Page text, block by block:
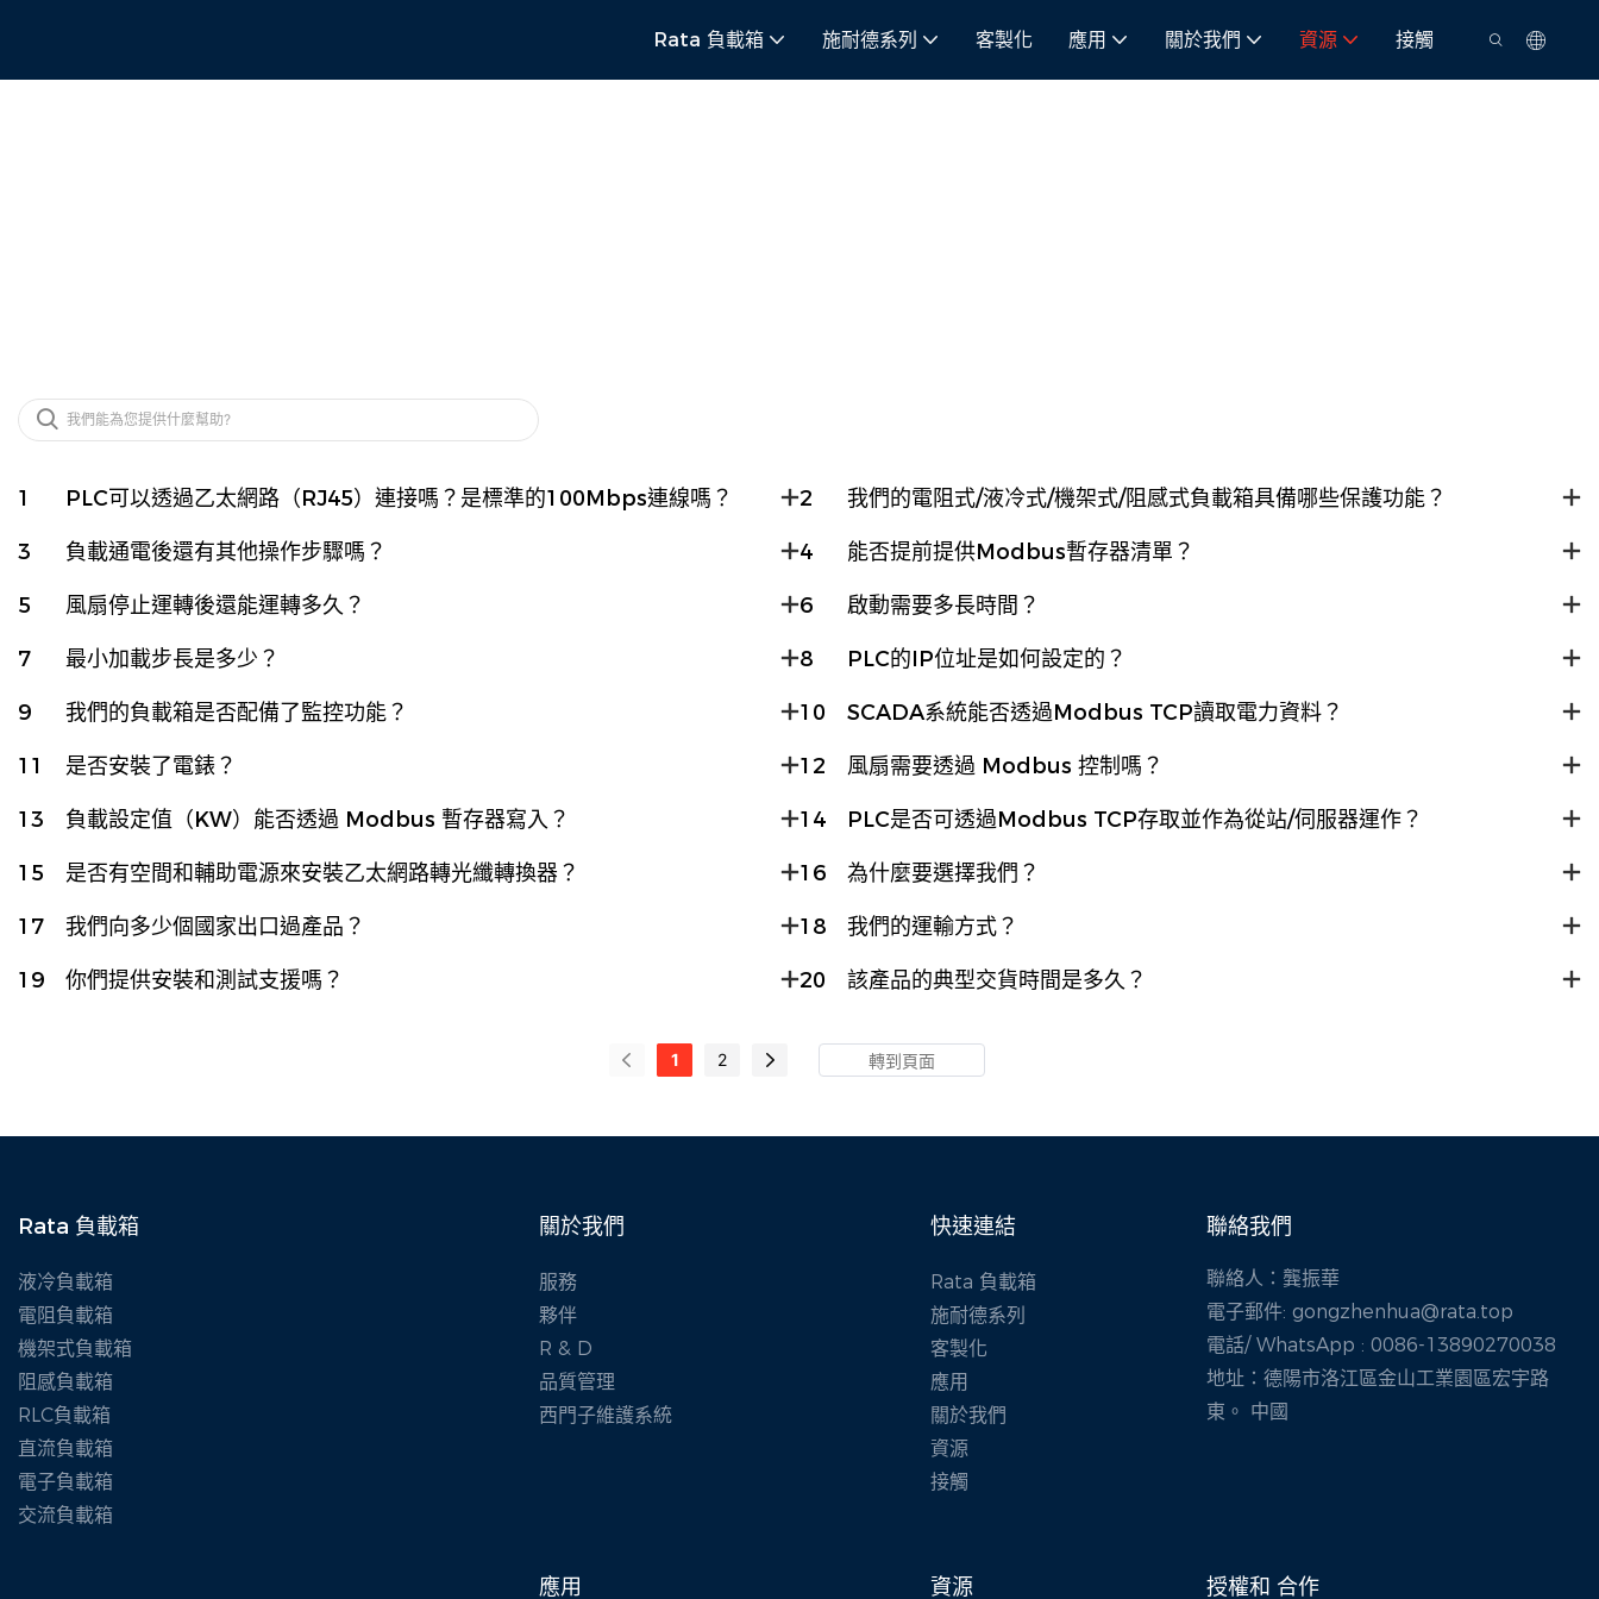
Rata 負載箱 施耐德系列 客製化 應用 關於我們 資源 接觸
1 PLC可以透過乙太網路（RJ45）連接嗎？是標準的100Mbps連線嗎？ 2 我們的電阻式/液冷式/機架式/阻感式負載箱具備哪些保護功能？
3 負載通電後還有其他操作步驟嗎？ 4 能否提前提供Modbus暫存器清單？
5 風扇停止運轉後還能運轉多久？ 6 啟動需要多長時間？
7 最小加載步長是多少？ 8 PLC的IP位址是如何設定的？
9 我們的負載箱是否配備了監控功能？ 10 SCADA系統能否透過Modbus TCP讀取電力資料？
11 是否安裝了電錶？ 12 風扇需要透過 Modbus 控制嗎？
13 負載設定值（kW）能否透過 Modbus 暫存器寫入？ 14 PLC是否可透過Modbus TCP存取並作為從站/伺服器運作？
15 是否有空間和輔助電源來安裝乙太網路轉光纖轉換器？ 16 為什麼要選擇我們？
17 我們向多少個國家出口過產品？ 18 我們的運輸方式？
19 你們提供安裝和測試支援嗎？ 20 該產品的典型交貨時間是多久？
1 2
Rata 負載箱
液冷負載箱
電阻負載箱
機架式負載箱
阻感負載箱
RLC負載箱
直流負載箱
電子負載箱
交流負載箱
關於我們
服務
夥伴
R & D
品質管理
西門子維護系統
快速連結
Rata 負載箱
施耐德系列
客製化
應用
關於我們
資源
接觸
聯絡我們
聯絡人：龔振華
電子郵件: gongzhenhua@rata.top
電話/ WhatsApp : 0086-13890270038
地址：德陽市洛江區金山工業園區宏宇路
東。 中國
應用 資源 授權和 合作